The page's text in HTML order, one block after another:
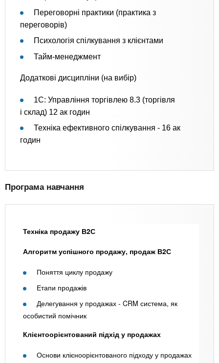
Переговорні практики (практика з
переговорів)
Психологія спілкування з клієнтами
Тайм-менеджмент
Додаткові дисципліни (на вибір)
1С: Управління торгівлею 8.3 (торгівля
і склад) 12 ак годин
Техніка ефективного спілкування - 16 ак
годин
Програма навчання
Техніка продажу В2С
Алгоритм успішного продажу, продаж В2С
Поняття циклу продажу
Етапи продажів
Делегування у продажах - CRM система, як
особистий помічник
Клієнтоорієнтований підхід у продажах
Основи клієноорієнтованого підходу у продажах